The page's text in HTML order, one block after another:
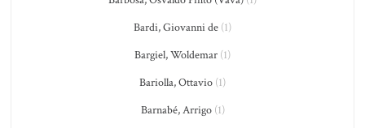
Bardi, Giovanni de (1)
Bargiel, Woldemar (1)
Bariolla, Ottavio (1)
Barnabé, Arrigo(1)